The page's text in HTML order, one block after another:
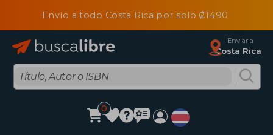
Envío a todo Costa Rica por solo ₡1490
Enviar a
Costa Rica
0